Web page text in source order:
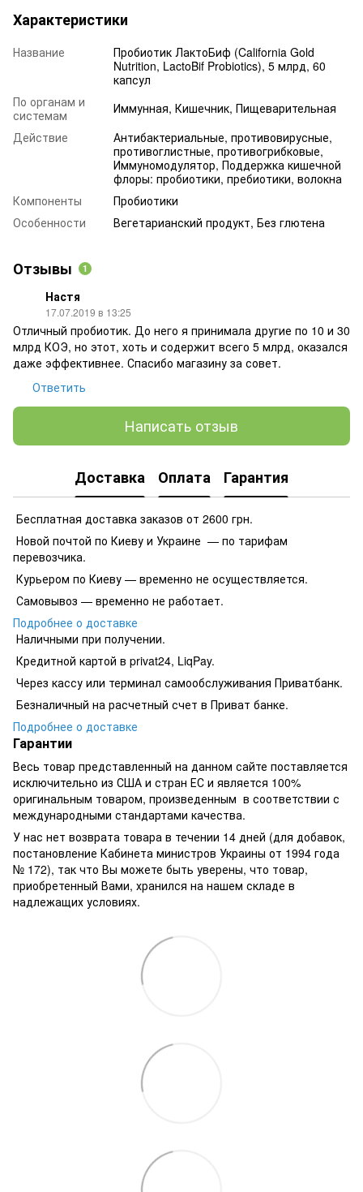
Характеристики
Название
Пробиотик ЛактоБиф (California Gold
Nutrition, LactoBif Probiotics), 5 млрд, 60
капсул
По органам и
системам
Иммунная, Кишечник, Пищеварительная
Действие
Антибактериальные, противовирусные,
противоглистные, противогрибковые,
Иммуномодулятор, Поддержка кишечной
флоры: пробиотики, пребиотики, волокна
Компоненты
Пробиотики
Особенности
Вегетарианский продукт, Без глютена
Отзывы 1
Настя
17.07.2019 в 13:25
Отличный пробиотик. До него я принимала другие по 10 и 30
млрд КОЭ, но этот, хоть и содержит всего 5 млрд, оказался
даже эффективнее. Спасибо магазину за совет.
Ответить
Написать отзыв
Доставка Оплата Гарантия
Бесплатная доставка заказов от 2600 грн.
Новой почтой по Киеву и Украине — по тарифам
перевозчика.
Курьером по Киеву — временно не осуществляется.
Самовывоз — временно не работает.
Подробнее о доставке
Наличными при получении.
Кредитной картой в privat24, LiqPay.
​​​​Через кассу или терминал самообслуживания Приватбанк.
​​​​Безналичный на расчетный счет в Приват банке.
Подробнее о доставке
Гарантии
Весь товар представленный на данном сайте поставляется
исключительно из США и стран ЕС и является 100%
оригинальным товаром, произведенным в соответствии с
международными стандартами качества.
У нас нет возврата товара в течении 14 дней (для добавок,
постановление Кабинета министров Украины от 1994 года
№ 172), так что Вы можете быть уверены, что товар,
приобретенный Вами, хранился на нашем складе в
надлежащих условиях.